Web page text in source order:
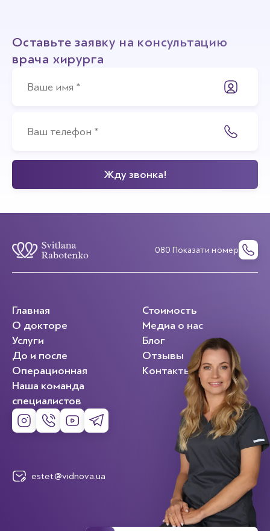
Оставьте заявку на консультацию
врача хирурга
080 Показати номер
Главная
О докторе
Услуги
До и после
Операционная
Наша команда
специалистов
Стоимость
Медиа о нас
Блог
Отзывы
Контакты
estet@vidnova.ua